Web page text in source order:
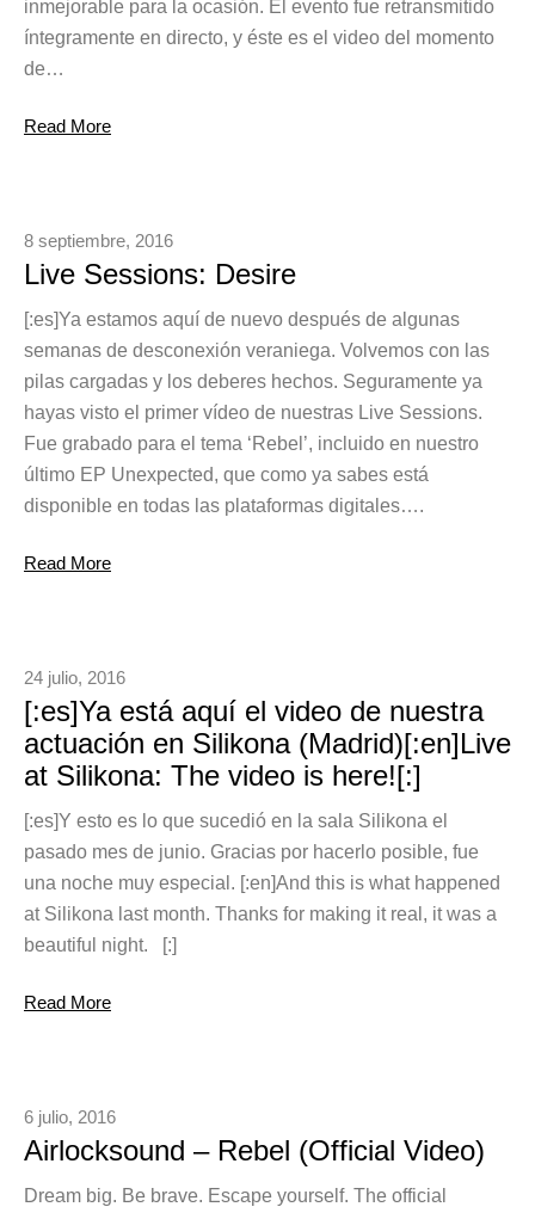
inmejorable para la ocasión. El evento fue retransmitido
íntegramente en directo, y éste es el video del momento
de…
Read More
8 septiembre, 2016
Live Sessions: Desire
[:es]Ya estamos aquí de nuevo después de algunas
semanas de desconexión veraniega. Volvemos con las
pilas cargadas y los deberes hechos. Seguramente ya
hayas visto el primer vídeo de nuestras Live Sessions.
Fue grabado para el tema ‘Rebel’, incluido en nuestro
último EP Unexpected, que como ya sabes está
disponible en todas las plataformas digitales….
Read More
24 julio, 2016
[:es]Ya está aquí el video de nuestra
actuación en Silikona (Madrid)[:en]Live
at Silikona: The video is here![:]
[:es]Y esto es lo que sucedió en la sala Silikona el
pasado mes de junio. Gracias por hacerlo posible, fue
una noche muy especial. [:en]And this is what happened
at Silikona last month. Thanks for making it real, it was a
beautiful night. [:]
Read More
6 julio, 2016
Airlocksound – Rebel (Official Video)
Dream big. Be brave. Escape yourself. The official